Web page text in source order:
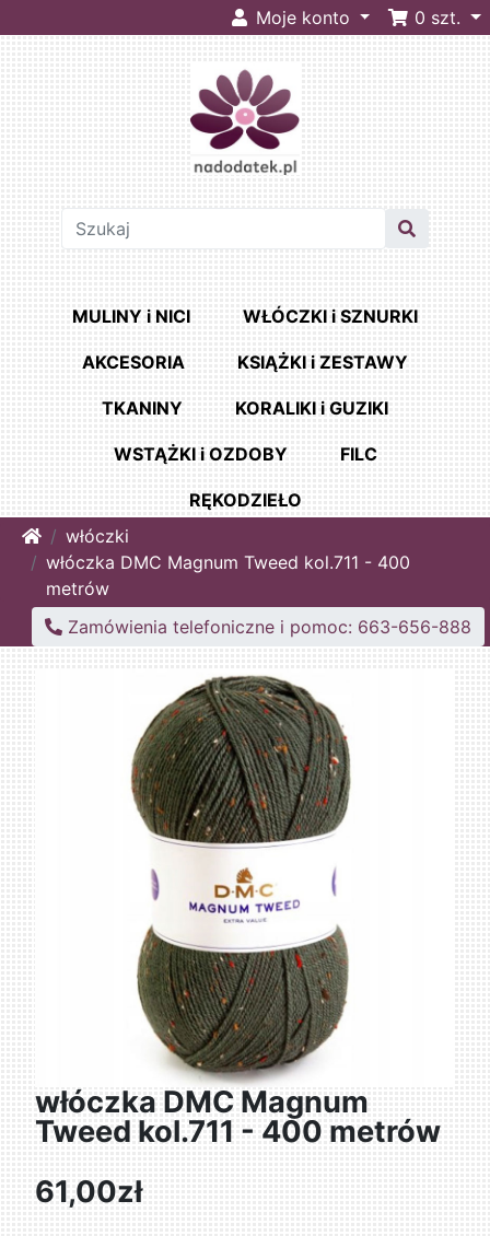
Moje konto 0 szt.
MULINY i NICI WŁÓCZKI i SZNURKI
AKCESORIA KSIĄŻKI i ZESTAWY
TKANINY KORALIKI i GUZIKI
WSTĄŻKI i OZDOBY FILC
RĘKODZIEŁO
Homewłóczki
włóczka DMC Magnum Tweed kol.711 - 400
metrów
Zamówienia telefoniczne i pomoc: 663-656-888
włóczka DMC Magnum
Tweed kol.711 - 400 metrów
61,00zł